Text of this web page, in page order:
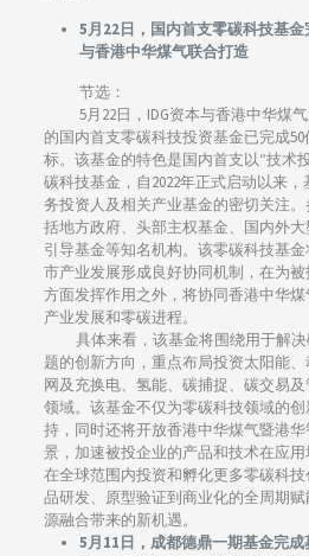
5月22日，国内首支零碳科技基
与香港中华煤气联合打造
节选：
5月22日，IDG资本与香港中华煤气
的国内首支零碳科技投资基金已完成
标。该基金的特色是国内首支以“技术
碳科技基金，自2022年正式启动以来
务投资人及相关产业基金的密切关注
括地方政府、头部主权基金、国内外
引导基金等知名机构。该零碳科技基
市产业发展形成良好协同机制，在为
方面发挥作用之外，将协同香港中华
产业发展和零碳进程。
具体来看，该基金将围绕用于解决
题的创新方向，重点布局投资太阳能
网及充换电、氢能、碳捕捉、碳交易
领域。该基金不仅为零碳科技领域的
持，同时还将开放香港中华煤气暨港
景，加速被投企业的产品和技术在应
在全球范围内投资和孵化更多零碳科
品研发、原型验证到商业化的全周期
源融合带来的新机遇。
5月11日，成都德鼎一期基金完